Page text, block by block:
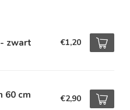
zwart €1,20
60 cm €2,90